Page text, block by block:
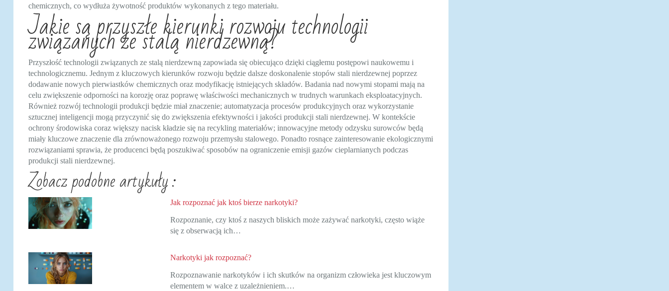
chemicznych, co wydłuża żywotność produktów wykonanych z tego materiału.
Jakie są przyszłe kierunki rozwoju technologii
związanych ze stalą nierdzewną?
Przyszłość technologii związanych ze stalą nierdzewną zapowiada się obiecująco dzięki ciągłemu postępowi naukowemu i
technologicznemu. Jednym z kluczowych kierunków rozwoju będzie dalsze doskonalenie stopów stali nierdzewnej poprzez
dodawanie nowych pierwiastków chemicznych oraz modyfikację istniejących składów. Badania nad nowymi stopami mają na
celu zwiększenie odporności na korozję oraz poprawę właściwości mechanicznych w trudnych warunkach eksploatacyjnych.
Również rozwój technologii produkcji będzie miał znaczenie; automatyzacja procesów produkcyjnych oraz wykorzystanie
sztucznej inteligencji mogą przyczynić się do zwiększenia efektywności i jakości produkcji stali nierdzewnej. W kontekście
ochrony środowiska coraz większy nacisk kładzie się na recykling materiałów; innowacyjne metody odzysku surowców będą
miały kluczowe znaczenie dla zrównoważonego rozwoju przemysłu stalowego. Ponadto rosnące zainteresowanie ekologicznymi
rozwiązaniami sprawia, że producenci będą poszukiwać sposobów na ograniczenie emisji gazów cieplarnianych podczas
produkcji stali nierdzewnej.
Zobacz podobne artykuły :
Jak rozpoznać jak ktoś bierze narkotyki?
Rozpoznanie, czy ktoś z naszych bliskich może zażywać narkotyki, często wiąże
się z obserwacją ich…
Narkotyki jak rozpoznać?
Rozpoznawanie narkotyków i ich skutków na organizm człowieka jest kluczowym
elementem w walce z uzależnieniem.…